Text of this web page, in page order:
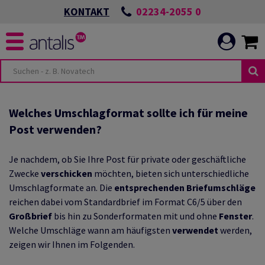
KONTAKT 02234-2055 0
POSITIVEN
Welches Umschlagformat sollte ich für meine
Post verwenden?
Je nachdem, ob Sie Ihre Post für private oder geschäftliche
Zwecke verschicken möchten, bieten sich unterschiedliche
Umschlagformate an. Die entsprechenden Briefumschläge
reichen dabei vom Standardbrief im Format C6/5 über den
Großbrief bis hin zu Sonderformaten mit und ohne Fenster.
Welche Umschläge wann am häufigsten verwendet werden,
zeigen wir Ihnen im Folgenden.